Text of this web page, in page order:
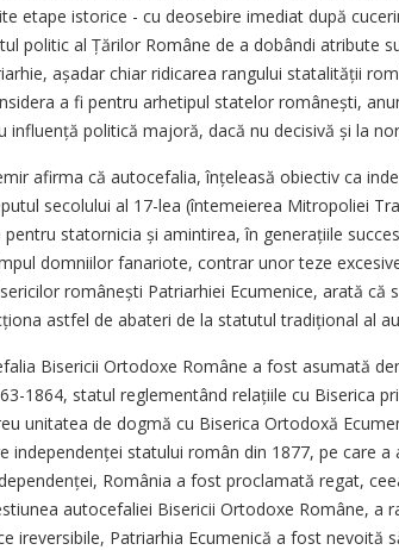
etape istorice - cu deosebire imediat după
politic al Țărilor Române de a dobândi atribute
așadar chiar ridicarea rangului statali­tății
a fi pentru arhetipul statelor ro­mâ­nești,
influență politică majoră, dacă nu decisivă și la
afirma că autocefalia, înțeleasă obiectiv ca
secolului al 17-lea (întemeierea Mitropoliei
statornicia și amintirea, în generațiile
domniilor fanariote, contrar unor teze
românești Patriarhiei Ecumenice, arată
astfel de abateri de la statutul tradițional al
Bisericii Ortodoxe Române a fost asumată
1864, statul reglementând relațiile cu Biserica
unitatea de dogmă cu Biserica Ortodoxă
independenței statului român din 1877, pe care
România a fost proclamată regat,
autocefaliei Bisericii Ortodoxe Române, a
ireversibile, Patriarhia Ecumenică a fost nevoită